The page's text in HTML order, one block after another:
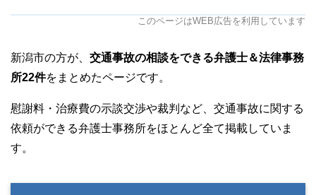
このページはWEB広告を利用しています
新潟市の方が、 交通事故の相談をできる弁護士＆法律事務
所22件をまとめたページです。
慰謝料・治療費の示談交渉や裁判など、交通事故に関する
依頼ができる弁護士事務所をほとんど全て掲載していま
す。